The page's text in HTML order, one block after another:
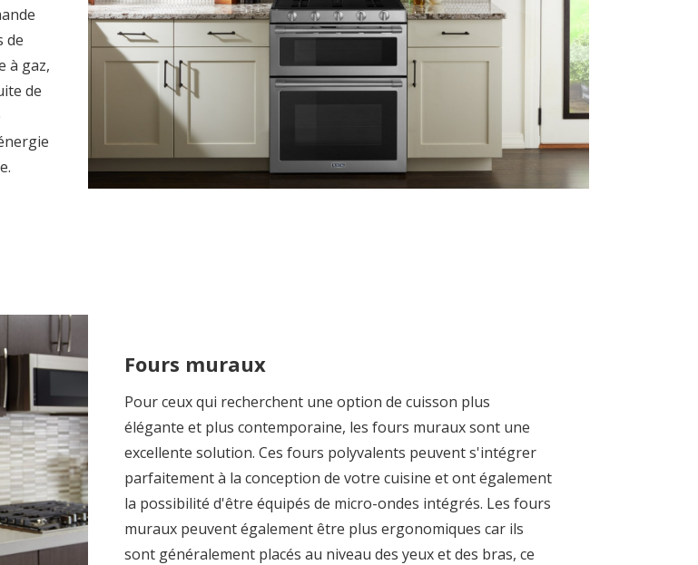
de
à gaz,
de
Fours muraux
Pour ceux qui recherchent une option de cuisson plus
élégante et plus contemporaine, les fours muraux sont une
excellente solution. Ces fours polyvalents peuvent s'intégrer
parfaitement à la conception de votre cuisine et ont également
la possibilité d'être équipés de micro-ondes intégrés. Les fours
muraux peuvent également être plus ergonomiques car ils
sont généralement placés au niveau des yeux et des bras, ce